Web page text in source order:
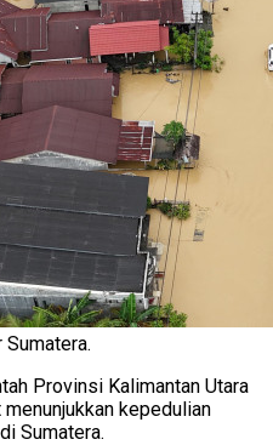
Sumatera.
Provinsi Kalimantan Utara
kepedulian
Sumatera.